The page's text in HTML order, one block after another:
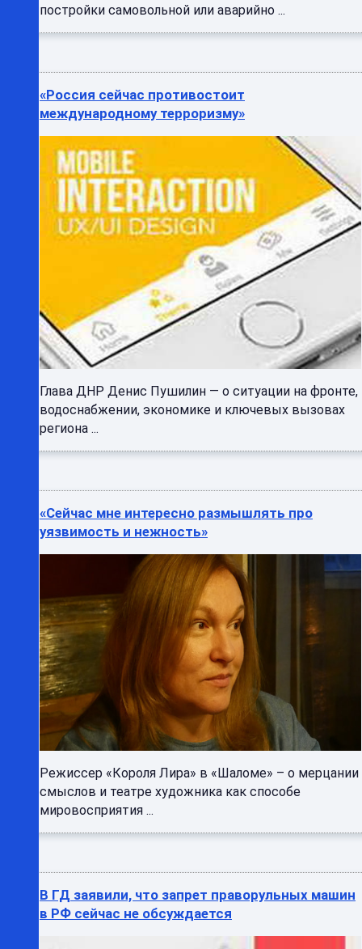
постройки самовольной или аварийно ...
«Россия сейчас противостоит
международному терроризму»
Глава ДНР Денис Пушилин — о ситуации на фронте,
водоснабжении, экономике и ключевых вызовах
региона ...
«Сейчас мне интересно размышлять про
уязвимость и нежность»
Режиссер «Короля Лира» в «Шаломе» – о мерцании
смыслов и театре художника как способе
мировосприятия ...
В ГД заявили, что запрет праворульных машин
в РФ сейчас не обсуждается